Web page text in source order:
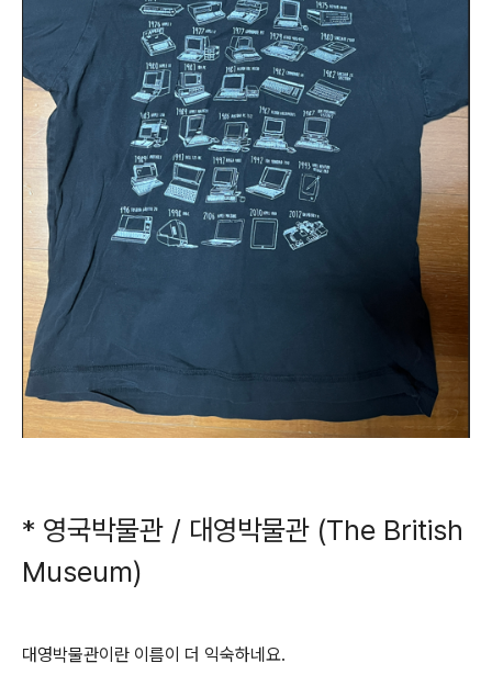
* 영국박물관 / 대영박물관 (The British
Museum)
대영박물관이란 이름이 더 익숙하네요.